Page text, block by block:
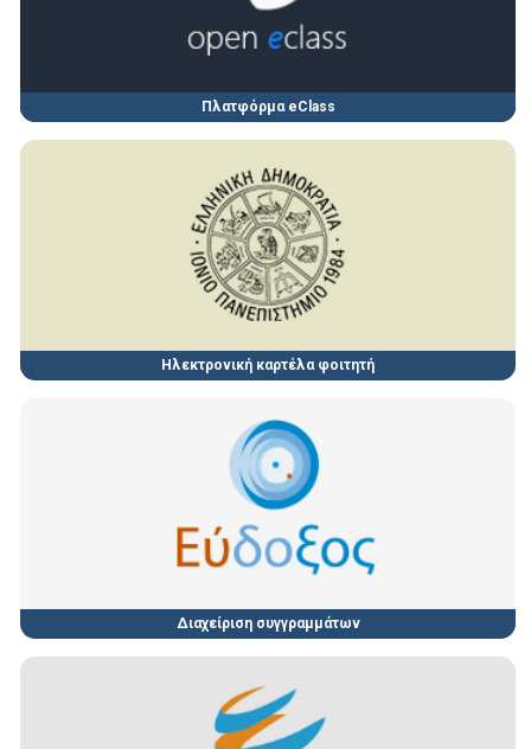
Πλατφόρμα eClass
Ηλεκτρονική καρτέλα φοιτητή
Διαχείριση συγγραμμάτων